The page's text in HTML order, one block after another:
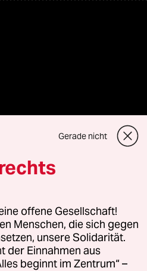
GmbH
Fragen oder für Genehmigungen
Kommune-Richtlinien
Gerade nicht
offene Gesellschaft!
Menschen, die sich gegen
unsere Solidarität.
der Einnahmen aus
beginnt im Zentrum“ –